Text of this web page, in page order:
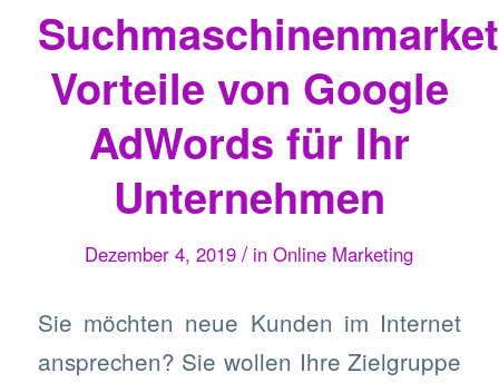
Vorteile von Google
AdWords für Ihr
Unternehmen
Dezember 4, 2019 / inOnline Marketing
Sie möchten neue Kunden im Internet
ansprechen? Sie wollen Ihre Zielgruppe